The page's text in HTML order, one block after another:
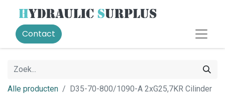
Contact
Alle producten D35-70-800/1090-A 2xG25,7KR Cilinder